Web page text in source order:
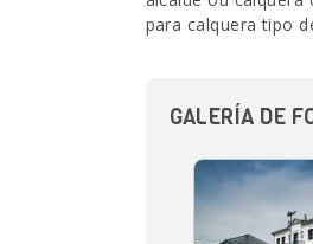
para calquera tipo
GALERÍA DE